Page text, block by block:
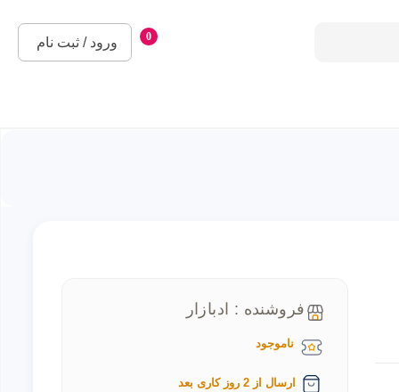
0 ورود / ثبت نام
فروشنده : ادبازار
ناموجود
ارسال از 2 روز کاری بعد